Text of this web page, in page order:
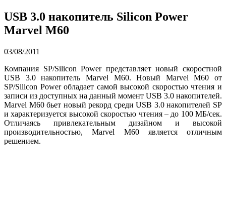
USB 3.0 накопитель Silicon Power
Marvel M60
03/08/2011
Компания SP/Silicon Power представляет новый скоростной
USB 3.0 накопитель Marvel M60. Новый Marvel M60 от
SP/Silicon Power обладает самой высокой скоростью чтения и
записи из доступных на данный момент USB 3.0 накопителей.
Marvel M60 бьет новый рекорд среди USB 3.0 накопителей SP
и характеризуется высокой скоростью чтения – до 100 MБ/сек.
Отличаясь привлекательным дизайном и высокой
производительностью, Marvel M60 является отличным
решением.